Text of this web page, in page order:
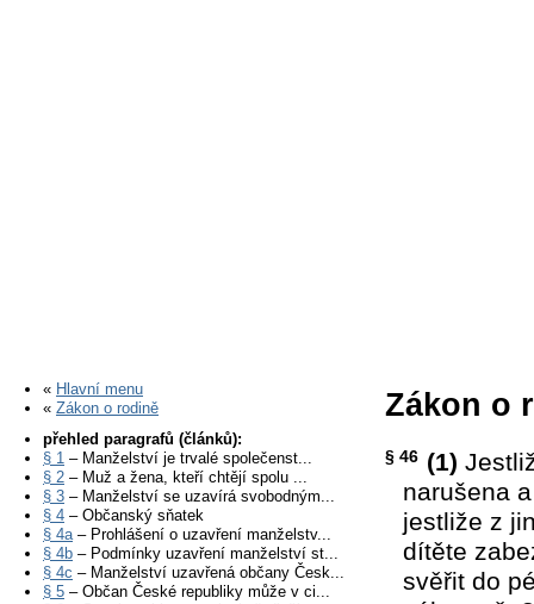
« Hlavní menu
« Zákon o rodině
přehled paragrafů (článků):
§ 1 – Manželství je trvalé společenst...
§ 2 – Muž a žena, kteří chtějí spolu ...
§ 3 – Manželství se uzavírá svobodným...
§ 4 – Občanský sňatek
§ 4a– Prohlášení o uzavření manželstv...
§ 4b – Podmínky uzavření manželství st...
§ 4c – Manželství uzavřená občany Česk...
§ 5 – Občan České republiky může v ci...
Zákon o
§ 46 (1)
narušena
jestliže z
dítěte
svěřit do